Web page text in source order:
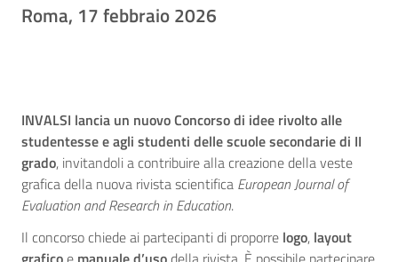
Roma, 17 febbraio 2026
INVALSI lancia un nuovo Concorso di idee rivolto alle
studentesse e agli studenti delle scuole secondarie di II
grado, invitandoli a contribuire alla creazione della veste
grafica della nuova rivista scientifica European Journal of
Evaluation and Research in Education.
Il concorso chiede ai partecipanti di proporre logo, layout